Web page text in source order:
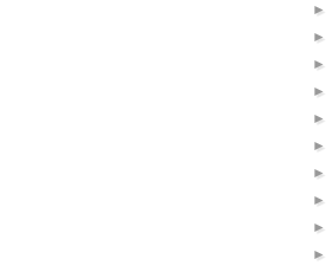
►
►
►
►
►
►
►
►
►
►